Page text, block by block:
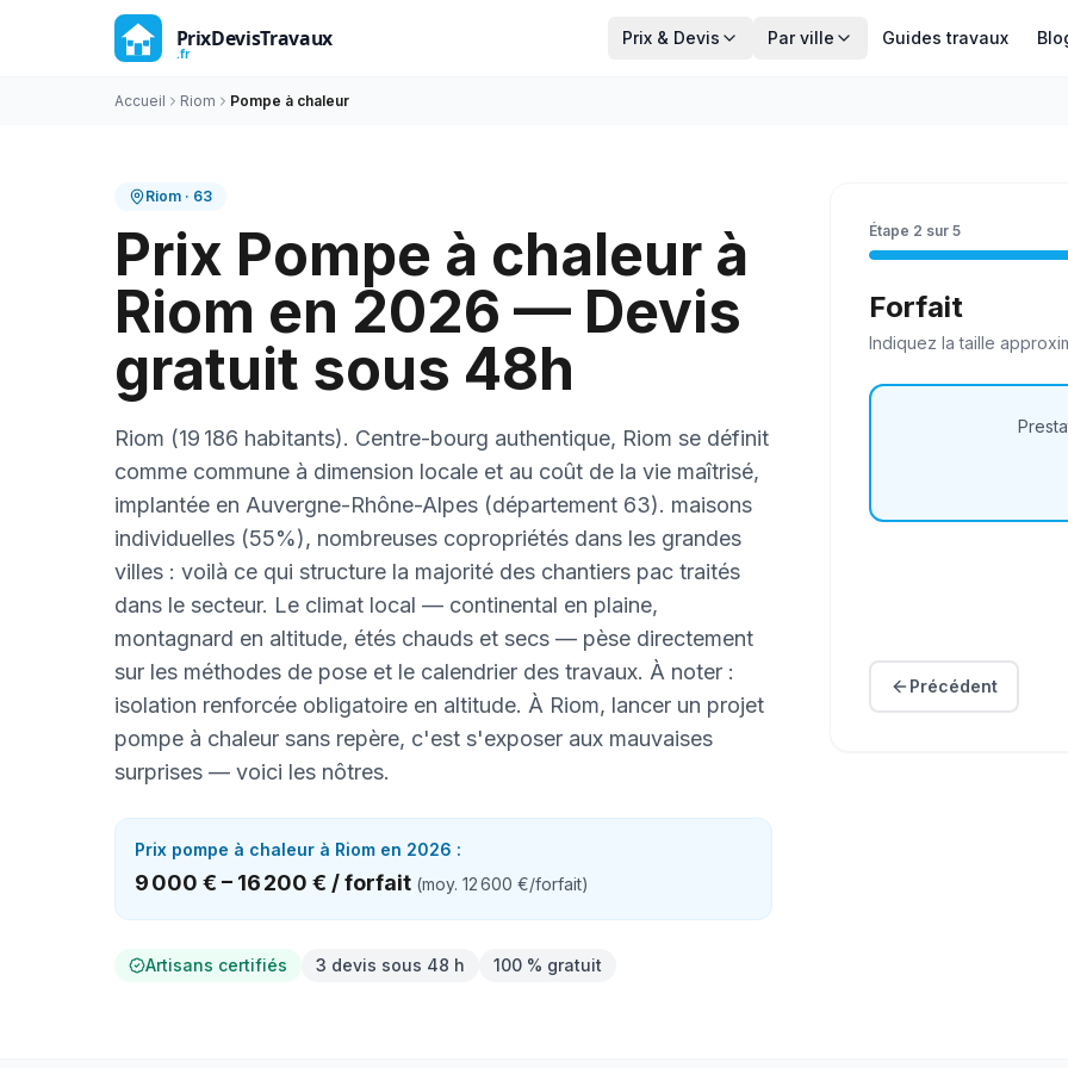
Prix & Devis Par ville Guides travaux
Accueil Riom Pompe à chaleur
Riom · 63
Prix Pompe à chaleur à
Riom en 2026 — Devis
gratuit sous 48h
Riom (19 186 habitants). Centre-bourg authentique, Riom se définit
comme commune à dimension locale et au coût de la vie maîtrisé,
implantée en Auvergne-Rhône-Alpes (département 63). maisons
individuelles (55%), nombreuses copropriétés dans les grandes
villes : voilà ce qui structure la majorité des chantiers pac traités
dans le secteur. Le climat local — continental en plaine,
montagnard en altitude, étés chauds et secs — pèse directement
sur les méthodes de pose et le calendrier des travaux. À noter :
isolation renforcée obligatoire en altitude. À Riom, lancer un projet
pompe à chaleur sans repère, c'est s'exposer aux mauvaises
surprises — voici les nôtres.
Prix pompe à chaleur à Riom en 2026 :
9 000 € – 16 200 € /forfait (moy. 12 600 €/forfait)
Artisans certifiés 3 devis sous 48 h 100 % gratuit
Étape 2 sur 5
Forfait
Indiquez lataille
Précédent